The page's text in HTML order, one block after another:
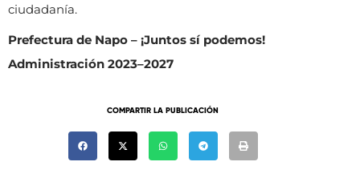
ciudadanía.
Prefectura de Napo – ¡Juntos sí podemos!
Administración 2023–2027
COMPARTIR LA PUBLICACIÓN